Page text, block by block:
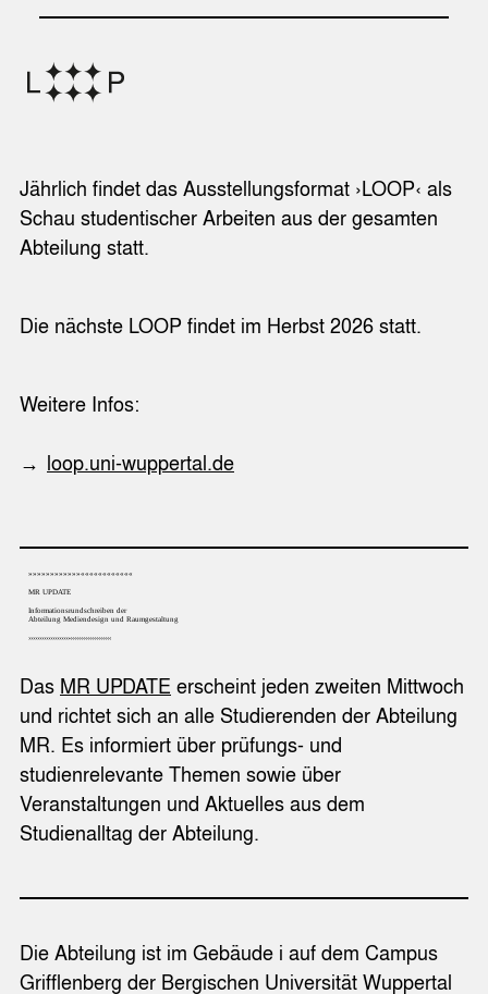
Jährlich findet das Ausstellungsformat ›LOOP‹ als
Schau studentischer Arbeiten aus der gesamten
Abteilung statt.
Die nächste LOOP findet im Herbst 2026 statt.
Weitere Infos:
loop.uni-wuppertal.de
Das MR UPDATE erscheint jeden zweiten Mittwoch
und richtet sich an alle Studierenden der Abteilung
MR. Es informiert über prüfungs- und
studienrelevante Themen sowie über
Veranstaltungen und Aktuelles aus dem
Studienalltag der Abteilung.
Die Abteilung ist im Gebäude i auf dem Campus
Grifflenberg der Bergischen Universität Wuppertal